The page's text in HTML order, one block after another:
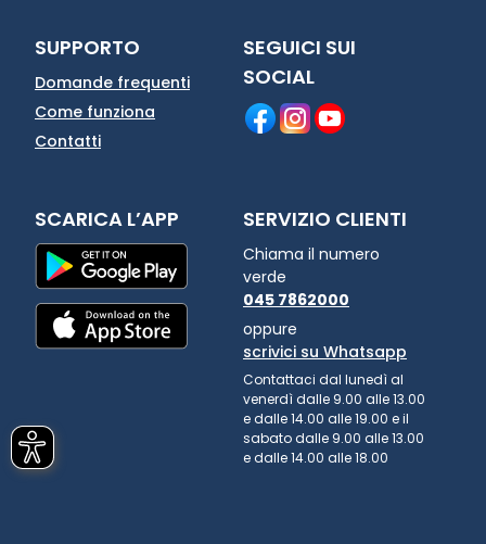
SUPPORTO
Domande frequenti
Come funziona
Contatti
SEGUICI SUI
SOCIAL
SCARICA L’APP SERVIZIO CLIENTI
Chiama il numero
verde
045 7862000
oppure
scrivici su Whatsapp
Contattaci dal lunedì al
venerdì dalle 9.00 alle 13.00
e dalle 14.00 alle 19.00 e il
sabato dalle 9.00 alle 13.00
e dalle 14.00 alle 18.00